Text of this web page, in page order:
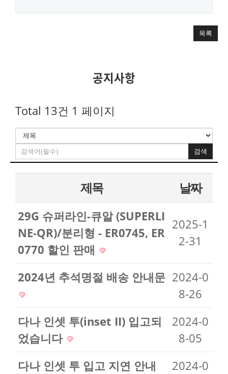
목록
공지사항
Total 13건 1 페이지
검색
제목 날짜
29G 슈퍼라인-큐알 (SUPERLI
NE-QR)/분리형 - ER0745, ER
0770 할인 판매
2025-1
2-31
2024년 추석명절 배송 안내문 2024-0
8-26
다나 인셋 투(inset II) 입고되
었습니다
2024-0
8-05
다나 인셋 투 입고 지연 안내
2024-0